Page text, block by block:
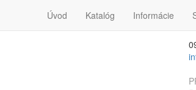
Úvod Katalóg Informácie